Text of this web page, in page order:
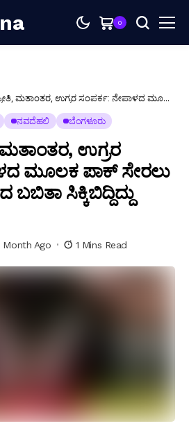
0
ಮತಾಂತರ, ಉಗ್ರರ ಸಂಪರ್ಕ: ನೇಪಾಳದ ಮೂಲಕ
ನವದೆಹಲಿ ಬೆಂಗಳೂರು
ಉಗ್ರರ
ಮೂಲಕ ಪಾಕ್ ಸೇರಲು
ಸಿಕ್ಕಿಬಿದ್ದಿದ್ದು
Month Ago 1 Mins Read